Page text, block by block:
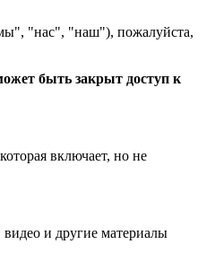
"нас", "наш"), пожалуйста,
быть закрыт доступ к
включает, но не
и другие материалы